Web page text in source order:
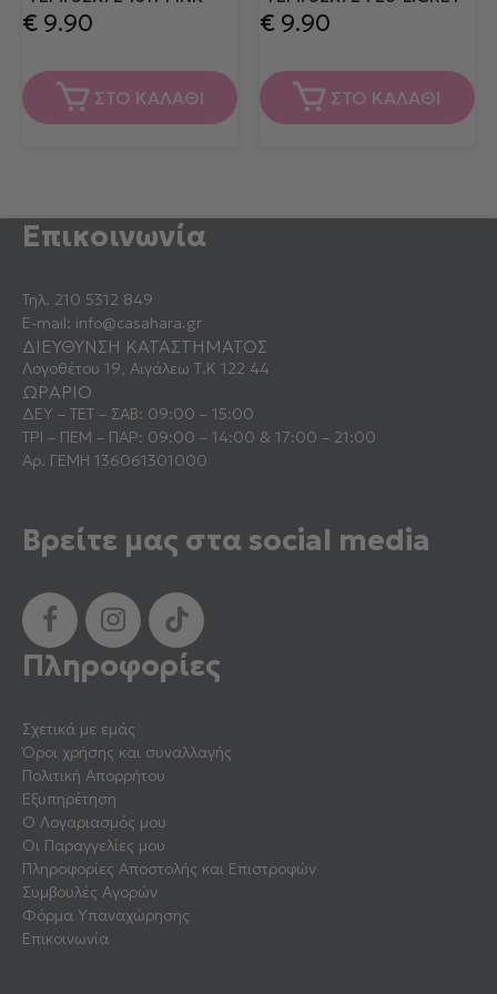
€ 9.90
ΣΤΟ ΚΑΛΑΘΙ
€9.90
ΣΤΟ ΚΑΛΑΘΙ
Επικοινωνία
Τηλ. 210 5312 849
E-mail: info@casahara.gr
ΔΙΕΥΘΥΝΣΗ ΚΑΤΑΣΤΗΜΑΤΟΣ
Λογοθέτου 19, Αιγάλεω Τ.Κ 122 44
ΩΡΑΡΙΟ
ΔΕΥ – ΤΕΤ – ΣΑΒ: 09:00 – 15:00
ΤΡΙ – ΠΕΜ – ΠΑΡ: 09:00 – 14:00 & 17:00 – 21:00
Αρ. ΓΕΜΗ 136061301000
Βρείτε μας στα social media
Πληροφορίες
Σχετικά με εμάς
Όροι χρήσης και συναλλαγής
Πολιτική Απορρήτου
Εξυπηρέτηση
Ο Λογαριασμός μου
Οι Παραγγελίες μου
Πληροφορίες Αποστολής και Επιστροφών
Συμβουλές Αγορών
Φόρμα Υπαναχώρησης
Επικοινωνία